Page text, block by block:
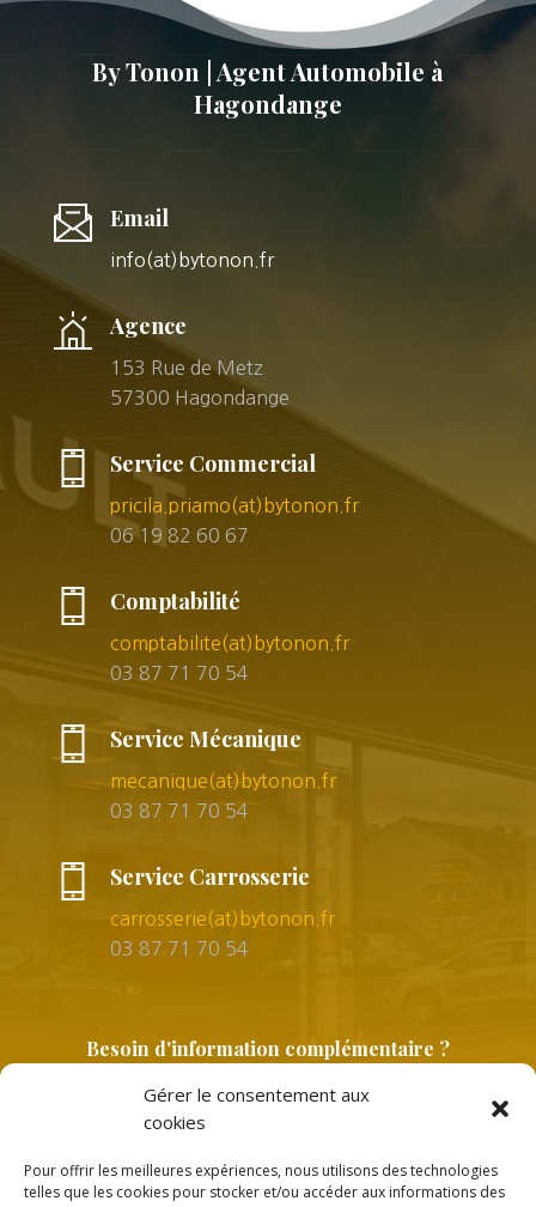
Gérer le consentement aux
cookies
Pour offrir les meilleures expériences, nous utilisons des technologies
telles que les cookies pour stocker et/ou accéder aux informations des
By Tonon | Agent Automobile à
Hagondange
Email
info(at)bytonon.fr
Agence
153 Rue de Metz
57300 Hagondange
Service Commercial
pricila.priamo(at)bytonon.fr
06 19 82 60 67
Comptabilité
comptabilite(at)bytonon.fr
03 87 71 70 54
Service Mécanique
mecanique(at)bytonon.fr
03 87 71 70 54
Service Carrosserie
carrosserie(at)bytonon.fr
03 87 71 70 54
Besoin d'information complémentaire ?